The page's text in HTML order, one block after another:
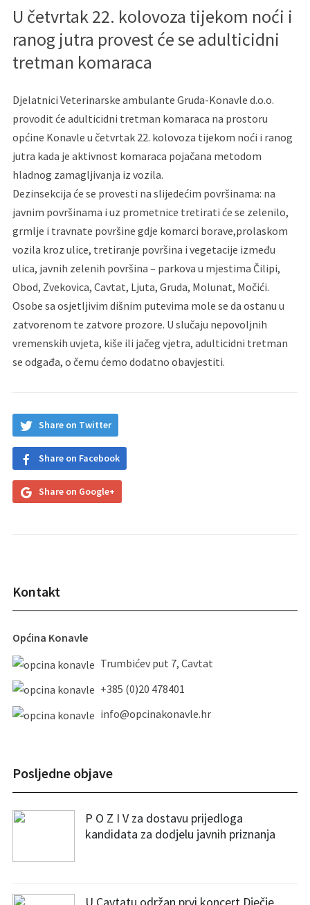
U četvrtak 22. kolovoza tijekom noći i
ranog jutra provest će se adulticidni
tretman komaraca
Djelatnici Veterinarske ambulante Gruda-Konavle d.o.o.
provodit će adulticidni tretman komaraca na prostoru
općine Konavle u četvrtak 22. kolovoza tijekom noći i ranog
jutra kada je aktivnost komaraca pojačana metodom
hladnog zamagljivanja iz vozila.
Dezinsekcija će se provesti na slijedećim površinama: na
javnim površinama i uz prometnice tretirati će se zelenilo,
grmlje i travnate površine gdje komarci borave,prolaskom
vozila kroz ulice, tretiranje površina i vegetacije između
ulica, javnih zelenih površina – parkova u mjestima Čilipi,
Obod, Zvekovica, Cavtat, Ljuta, Gruda, Molunat, Močići.
Osobe sa osjetljivim dišnim putevima mole se da ostanu u
zatvorenom te zatvore prozore. U slučaju nepovoljnih
vremenskih uvjeta, kiše ili jačeg vjetra, adulticidni tretman
se odgađa, o čemu ćemo dodatno obavjestiti.
Share on Twitter
Share on Facebook
Share on Google+
Kontakt
Općina Konavle
Trumbićev put 7, Cavtat
+385 (0)20 478401
info@opcinakonavle.hr
Posljedne objave
P O Z I V za dostavu prijedloga
kandidata za dodjelu javnih priznanja